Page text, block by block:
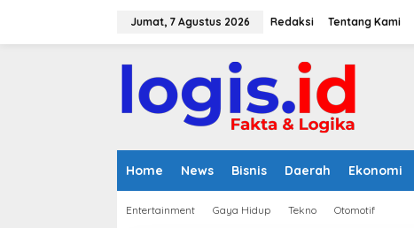
Jumat, 7 Agustus 2026 Redaksi Tentang Kami
Home News Bisnis Daerah Ekonomi
Entertainment Gaya Hidup Tekno Otomotif